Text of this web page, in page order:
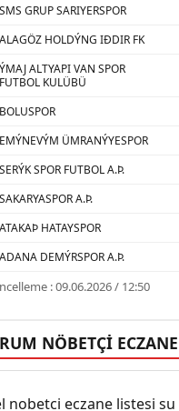
SMS GRUP SARIYERSPOR
ALAGÖZ HOLDÝNG IÐDIR FK
ÝMAJ ALTYAPI VAN SPOR
FUTBOL KULÜBÜ
BOLUSPOR
EMÝNEVÝM ÜMRANÝYESPOR
SERÝK SPOR FUTBOL A.Þ.
SAKARYASPOR A.Þ.
ATAKAÞ HATAYSPOR
ADANA DEMÝRSPOR A.Þ.
: 09.06.2026 / 12:50
NÖBETÇİ ECZANE
nobetci eczane listesi